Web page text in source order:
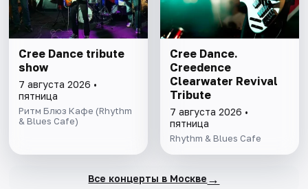
Cree Dance tribute
show
7 августа 2026 •
пятница
Ритм Блюз Кафе (Rhythm
& Blues Cafe)
Cree Dance.
Creedence
Clearwater Revival
Tribute
7 августа 2026 •
пятница
Rhythm & Blues Cafe
Все концерты в Москве →